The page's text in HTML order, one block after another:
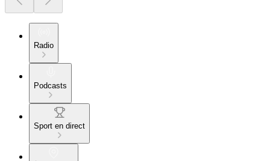
Radio
Podcasts
Sport en direct